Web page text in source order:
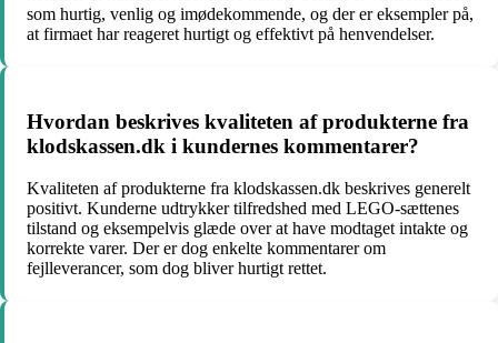
som hurtig, venlig og imødekommende, og der er eksempler på,
at firmaet har reageret hurtigt og effektivt på henvendelser.
Hvordan beskrives kvaliteten af produkterne fra
klodskassen.dk i kundernes kommentarer?
Kvaliteten af produkterne fra klodskassen.dk beskrives generelt
positivt. Kunderne udtrykker tilfredshed med LEGO-sættenes
tilstand og eksempelvis glæde over at have modtaget intakte og
korrekte varer. Der er dog enkelte kommentarer om
fejlleverancer, som dog bliver hurtigt rettet.